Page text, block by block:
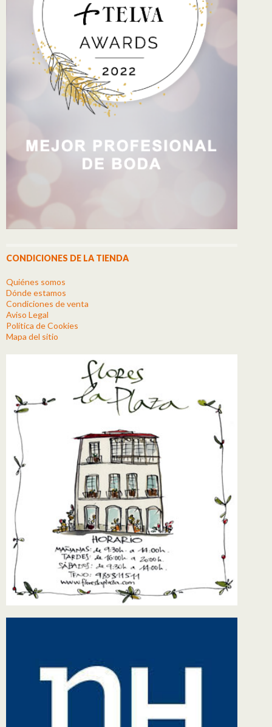
CONDICIONES DE LA TIENDA
Quiénes somos
Dónde estamos
Condiciones de venta
Aviso Legal
Política de Cookies
Mapa del sitio